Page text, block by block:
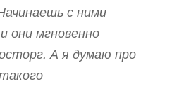
с ними
они мгновенно
А я думаю про